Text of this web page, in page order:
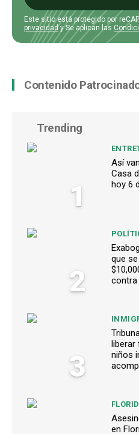
Este sitio está protegido por
privacidady Se aplican las
Contenido
Trending
1
Así
Casa
hoy 6
2
que
contra
3
liberar
niños
en